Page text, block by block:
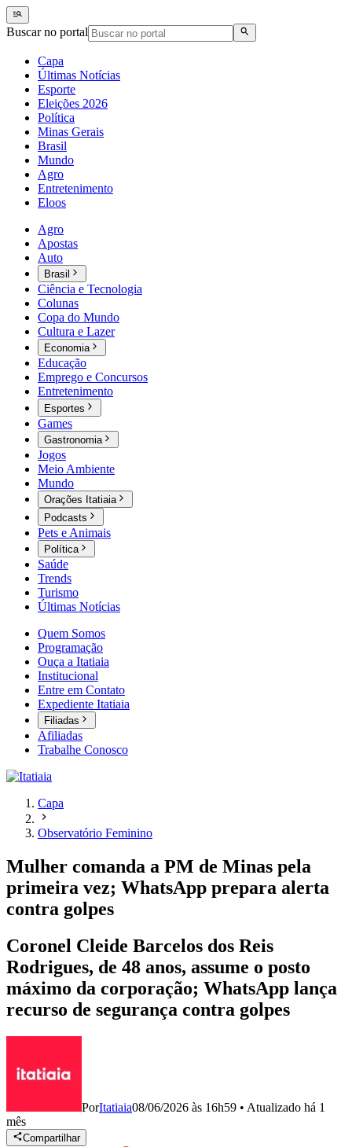
Buscar no portal
Capa
Últimas Notícias
Esporte
Eleições 2026
Política
Minas Gerais
Brasil
Mundo
Agro
Entretenimento
Eloos
Agro
Apostas
Auto
Brasil
Ciência e Tecnologia
Colunas
Copa do Mundo
Cultura e Lazer
Economia
Educação
Emprego e Concursos
Entretenimento
Esportes
Games
Gastronomia
Jogos
Meio Ambiente
Mundo
Orações Itatiaia
Podcasts
Pets e Animais
Política
Saúde
Trends
Turismo
Últimas Notícias
Quem Somos
Programação
Ouça a Itatiaia
Institucional
Entre em Contato
Expediente Itatiaia
Filiadas
Afiliadas
Trabalhe Conosco
Capa
Observatório Feminino
Mulher comanda a PM de Minas pela
primeira vez; WhatsApp prepara alerta
contra golpes
Coronel Cleide Barcelos dos Reis
Rodrigues, de 48 anos, assume o posto
máximo da corporação; WhatsApp lança
recurso de segurança contra golpes
PorItatiaia08/06/2026 às 16h59 • Atualizado há 1
mês
Compartilhar